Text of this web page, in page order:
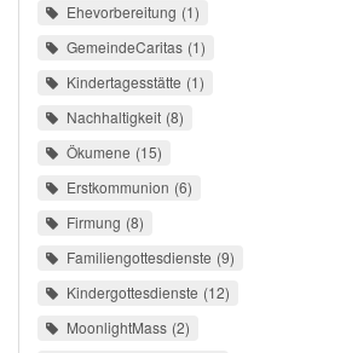
Ehevorbereitung 1
GemeindeCaritas 1
Kindertagesstätte 1
Nachhaltigkeit 8
Ökumene 15
Erstkommunion 6
Firmung 8
Familiengottesdienste 9
Kindergottesdienste 12
MoonlightMass 2